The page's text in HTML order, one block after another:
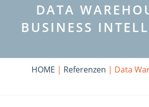
DATA
BUSINESS
HOME | Referenzen | Data